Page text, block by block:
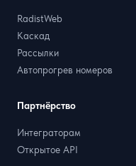
RadistWeb
Каскад
Рассылки
Автопрогрев номеров
Партнёрство
Интеграторам
Открытое API